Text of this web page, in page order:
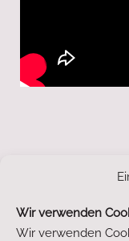
Wir verwenden
Wir verwenden